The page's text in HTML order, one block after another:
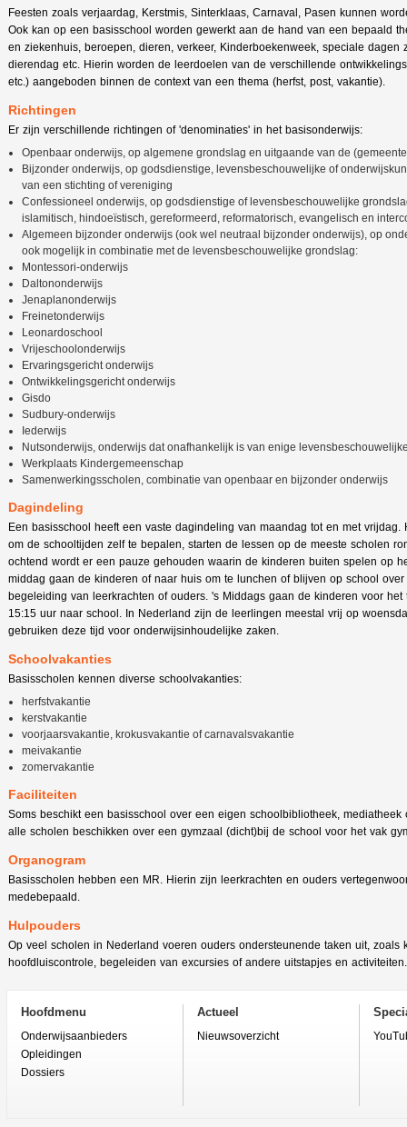
Feesten zoals verjaardag, Kerstmis, Sinterklaas, Carnaval, Pasen kunnen
Ook kan op een basisschool worden gewerkt aan de hand van een bepaald
en ziekenhuis, beroepen, dieren, verkeer, Kinderboekenweek, speciale dagen
dierendag etc. Hierin worden de leerdoelen van de verschillende
etc.) aangeboden binnen de context van een thema (herfst, post, vakantie).
Richtingen
Er zijn verschillende richtingen of 'denominaties' in het basisonderwijs:
Openbaar onderwijs, op algemene grondslag en uitgaande van de
Bijzonder onderwijs, op godsdienstige, levensbeschouwelijke of
van een stichting of vereniging
Confessioneel onderwijs, op godsdienstige of levensbeschouwelijke
islamitisch, hindoeïstisch, gereformeerd, reformatorisch, evangelisch en
Algemeen bijzonder onderwijs (ook wel neutraal bijzonder onderwijs), op
ook mogelijk in combinatie met de levensbeschouwelijke grondslag:
Montessori-onderwijs
Daltononderwijs
Jenaplanonderwijs
Freinetonderwijs
Leonardoschool
Vrijeschoolonderwijs
Ervaringsgericht onderwijs
Ontwikkelingsgericht onderwijs
Gisdo
Sudbury-onderwijs
Iederwijs
Nutsonderwijs, onderwijs dat onafhankelijk is van enige
Werkplaats Kindergemeenschap
Samenwerkingsscholen, combinatie van openbaar en bijzonder onderwijs
Dagindeling
Een basisschool heeft een vaste dagindeling van maandag tot en met
om de schooltijden zelf te bepalen, starten de lessen op de meeste scholen
ochtend wordt er een pauze gehouden waarin de kinderen buiten spelen op
middag gaan de kinderen of naar huis om te lunchen of blijven op school
begeleiding van leerkrachten of ouders. 's Middags gaan de kinderen voor
15:15 uur naar school. In Nederland zijn de leerlingen meestal vrij op
gebruiken deze tijd voor onderwijsinhoudelijke zaken.
Schoolvakanties
Basisscholen kennen diverse schoolvakanties:
herfstvakantie
kerstvakantie
voorjaarsvakantie, krokusvakantie of carnavalsvakantie
meivakantie
zomervakantie
Faciliteiten
Soms beschikt een basisschool over een eigen schoolbibliotheek, mediatheek
alle scholen beschikken over een gymzaal (dicht)bij de school voor het vak
Organogram
Basisscholen hebben een MR. Hierin zijn leerkrachten en ouders
medebepaald.
Hulpouders
Op veel scholen in Nederland voeren ouders ondersteunende taken uit, zoals
hoofdluiscontrole, begeleiden van excursies of andere uitstapjes en activiteiten.
Hoofdmenu
Onderwijsaanbieders
Opleidingen
Dossiers
Actueel
Nieuwsoverzicht